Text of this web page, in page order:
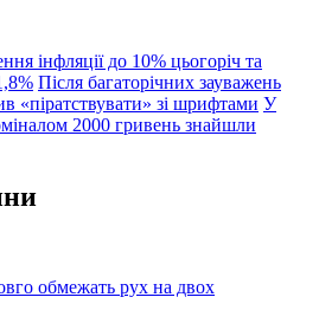
інфляції до 10% цьогоріч та
Після багаторічних зауважень
«піратствувати» зі шрифтами У
2000 гривень знайшли
обмежать рух на двох